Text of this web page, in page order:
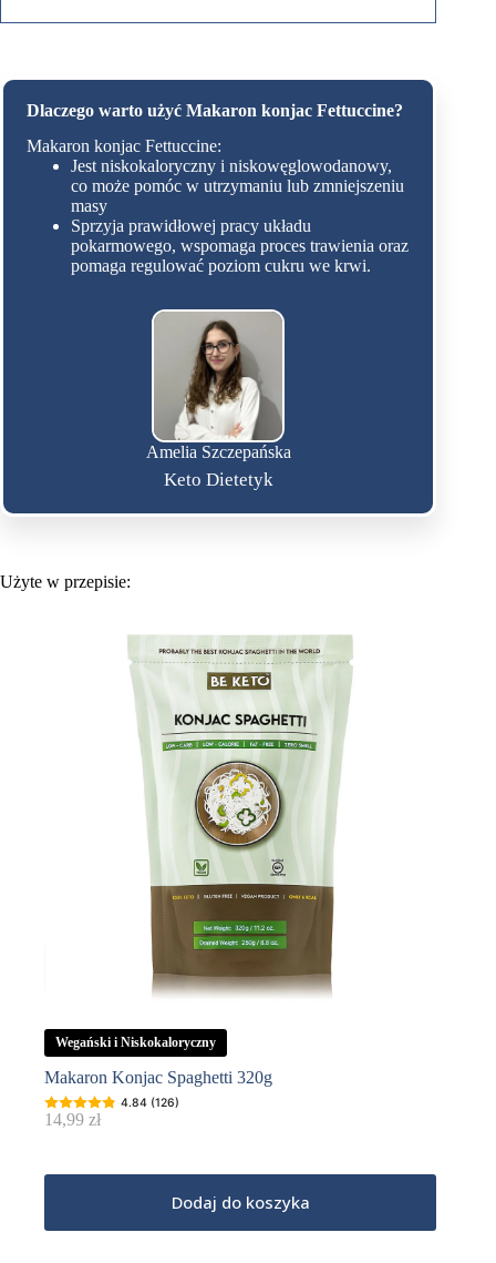
Dlaczego warto użyć Makaron konjac Fettuccine?
Makaron konjac Fettuccine:
Jest niskokaloryczny i niskowęglowodanowy,
co może pomóc w utrzymaniu lub zmniejszeniu
masy
Sprzyja prawidłowej pracy układu
pokarmowego, wspomaga proces trawienia oraz
pomaga regulować poziom cukru we krwi.
Amelia Szczepańska
Keto Dietetyk
Użyte w przepisie:
Wegański i Niskokaloryczny
Makaron Konjac Spaghetti 320g
4.84 (126)
14,99 zł
Dodaj do koszyka